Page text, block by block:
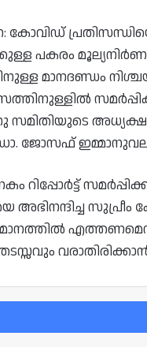
പകരം
മാനദണ്ഡം
സമിതിയുടെ
ജോസഫ്
റിപ്പോർട്ട്
അഭിനന്ദിച്ച